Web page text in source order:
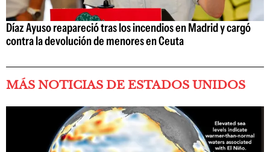
Díaz Ayuso reapareció tras los incendios en Madrid y cargó
contra la devolución de menores en Ceuta
MÁS NOTICIAS DE ESTADOS UNIDOS